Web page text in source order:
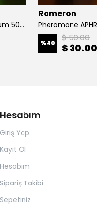
Pheromone PASSION Unisex Parfüm 50ml
Romeron
%40 $ 50.00
$ 30.00
Hesabım
Giriş Yap
Kayıt Ol
Hesabım
Sipariş Takibi
Sepetiniz